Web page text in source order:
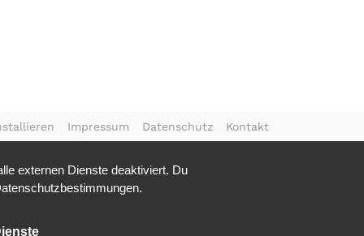
Impressum Datenschutz Kontakt
externen Dienste deaktiviert. Du